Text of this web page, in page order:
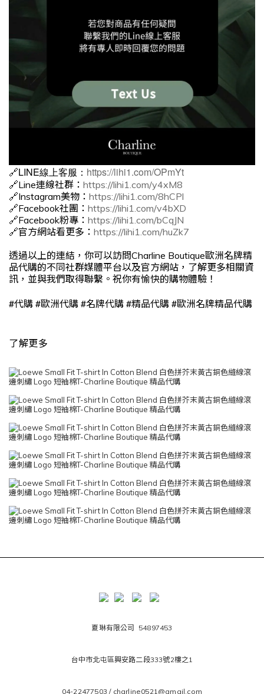
🔗LINE線上客服： https://lihi1.com/OPmYt
🔗Line連線社群： https://lihi1.com/y4xM8
🔗Instagram美物： https://lihi1.com/8hCPl
🔗Facebook社團： https://lihi1.com/v4bXD
🔗Facebook粉專： https://lihi1.com/bCqJN
🔗官方網站看更多： https://lihi1.com/huZk7
透過以上的連結，你可以訪問Charline Boutique歐洲名牌精
品代購的不同社群媒體平台以及官方網站，了解更多相關資
訊，並與我們取得聯繫。祝你有愉快的購物體驗！
#代購 #歐洲代購 #名牌代購 #精品代購 #歐洲名牌精品代購
了解更多
夏琳有限公司 54897453
台中市北屯區興安路二段333號2樓之1
04-22477503 / charline0521@gmail.com